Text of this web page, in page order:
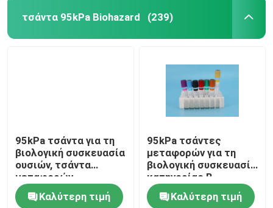
τσάντα 95kPa Biohazard (239)
95kPa τσάντα για τη
βιολογική συσκευασία
ουσιών, τσάντα
μεταφορών
δειγμάτων 95kPa
Καλύτερη τιμή
95kPa τσάντες
μεταφορών για τη
βιολογική συσκευασία
κατηγορίας Β
μεταφορών ουσιών
UN3373Καλύτερη τιμή